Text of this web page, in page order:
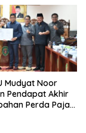
Mudyat Noor
Pendapat Akhir
Perda Pajak